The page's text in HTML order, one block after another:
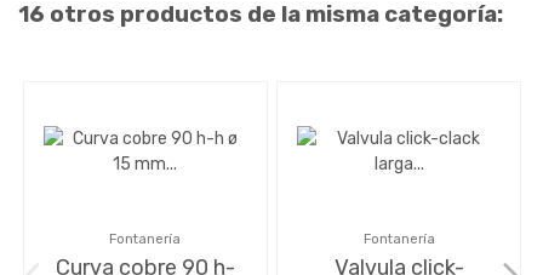
16 otros productos de la misma categoría:
Fontanería
Curva cobre 90 h-
Fontanería
Valvula click-